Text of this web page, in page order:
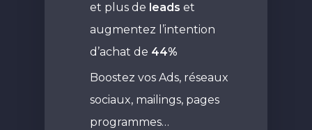
et plus de leads et
augmentez l’intention
d’achat de 44%
Boostez vos Ads, réseaux
sociaux, mailings, pages
programmes…